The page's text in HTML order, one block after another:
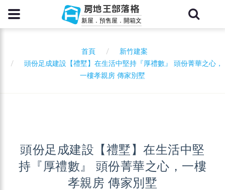
房地王部落格
新屋．預售屋．開箱文
首頁
新竹建案
頭份足成建設【禮墅】在生活中堅持『厚禮數』 頭份菁華之心，
一樓孝親房 傳家別墅
頭份足成建設【禮墅】在生活中堅
持『厚禮數』 頭份菁華之心，一樓
孝親房 傳家別墅